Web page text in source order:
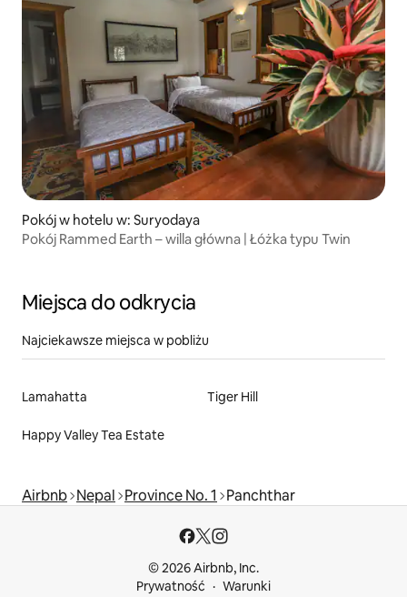
Pokój w hotelu w: Suryodaya
Pokój Rammed Earth – willa główna | Łóżka typu Twin
Miejsca do odkrycia
Najciekawsze miejsca w pobliżu
Lamahatta Tiger Hill
Happy Valley Tea Estate
Airbnb Nepal Province No. 1 Panchthar
© 2026 Airbnb, Inc.
Prywatność
Warunki